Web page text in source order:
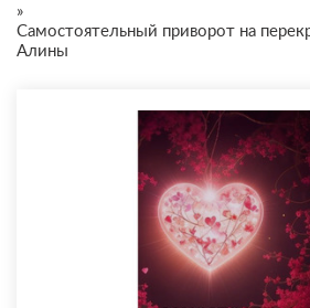
»
Самостоятельный приворот на
Алины